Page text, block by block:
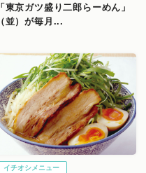
「東京ガツ盛り二郎らーめん」
（並）が毎月...
イチオシメニュー